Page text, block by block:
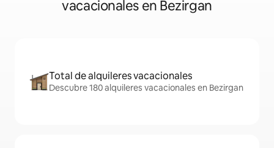
vacacionales en Bezirgan
Total de alquileres vacacionales
Descubre 180 alquileres vacacionales en Bezirgan